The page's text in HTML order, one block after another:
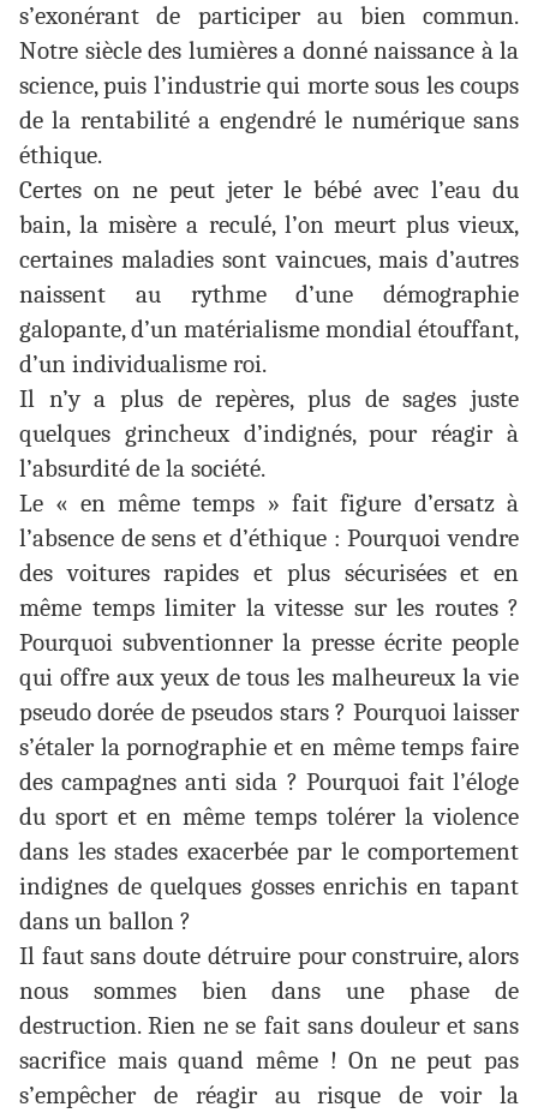
s’exonérant de participer au bien commun.
Notre siècle des lumières a donné naissance à la
science, puis l’industrie qui morte sous les coups
de la rentabilité a engendré le numérique sans
éthique.
Certes on ne peut jeter le bébé avec l’eau du
bain, la misère a reculé, l’on meurt plus vieux,
certaines maladies sont vaincues, mais d’autres
naissent au rythme d’une démographie
galopante, d’un matérialisme mondial étouffant,
d’un individualisme roi.
Il n’y a plus de repères, plus de sages juste
quelques grincheux d’indignés, pour réagir à
l’absurdité de la société.
Le « en même temps » fait figure d’ersatz à
l’absence de sens et d’éthique : Pourquoi vendre
des voitures rapides et plus sécurisées et en
même temps limiter la vitesse sur les routes ?
Pourquoi subventionner la presse écrite people
qui offre aux yeux de tous les malheureux la vie
pseudo dorée de pseudos stars ? Pourquoi laisser
s’étaler la pornographie et en même temps faire
des campagnes anti sida ? Pourquoi fait l’éloge
du sport et en même temps tolérer la violence
dans les stades exacerbée par le comportement
indignes de quelques gosses enrichis en tapant
dans un ballon ?
Il faut sans doute détruire pour construire, alors
nous sommes bien dans une phase de
destruction. Rien ne se fait sans douleur et sans
sacrifice mais quand même ! On ne peut pas
s’empêcher de réagir au risque de voir la